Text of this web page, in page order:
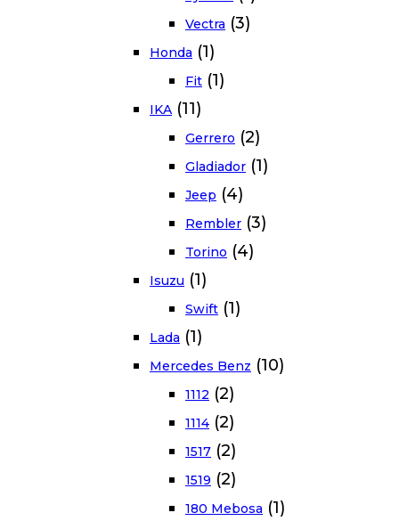
Vectra (3)
Honda (1)
Fit (1)
IKA (11)
Gerrero (2)
Gladiador (1)
Jeep (4)
Rembler (3)
Torino (4)
Isuzu (1)
Swift (1)
Lada (1)
Mercedes Benz (10)
1112 (2)
1114 (2)
1517 (2)
1519 (2)
180 Mebosa (1)